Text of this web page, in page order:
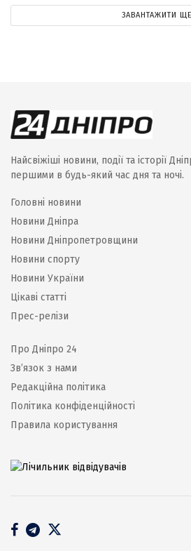
ЗАВАНТАЖИТИ ЩЕ
Найсвіжіші новини, події та історії
першими в будь-який час дня та ночі.
Головні новини
Новини Дніпра
Новини Дніпропетровщини
Новини спорту
Новини України
Цікаві статті
Прес-релізи
Про Дніпро 24
Зв’язок з нами
Редакційна політика
Політика конфіденційності
Правила користування